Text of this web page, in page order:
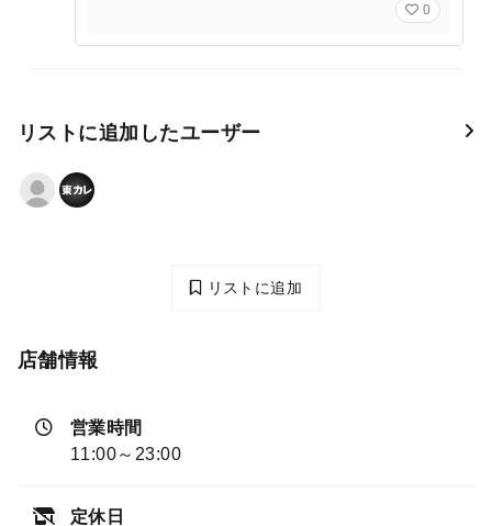
0
リストに追加したユーザー
リストに追加
店舗情報
営業時間
11:00～23:00
定休日